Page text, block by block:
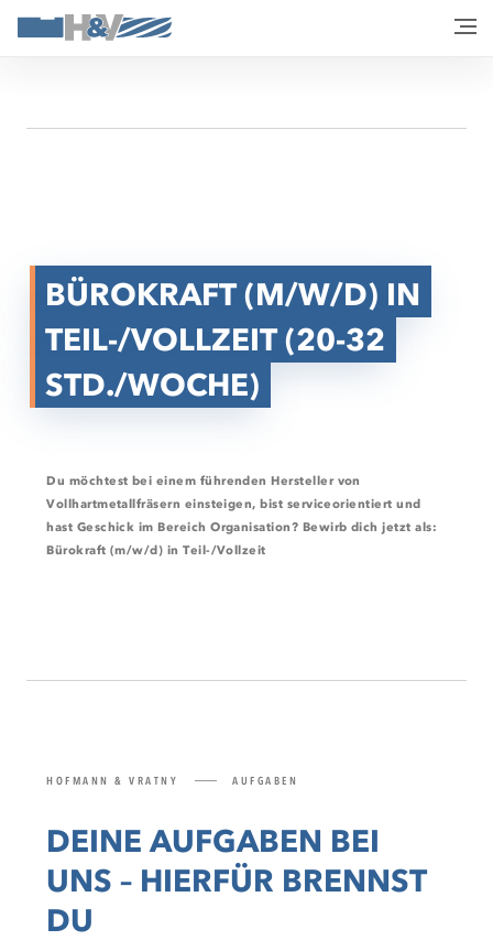
BÜROKRAFT (M/W/D) IN
TEIL-/VOLLZEIT (20-32
STD./WOCHE)
Du möchtest bei einem führenden Hersteller von
Vollhartmetallfräsern einsteigen, bist serviceorientiert und
hast Geschick im Bereich Organisation? Bewirb dich jetzt als:
Bürokraft (m/w/d) in Teil-/Vollzeit
HOFMANN & VRATNY AUFGABEN
DEINE AUFGABEN BEI
UNS – HIERFÜR BRENNST
DU